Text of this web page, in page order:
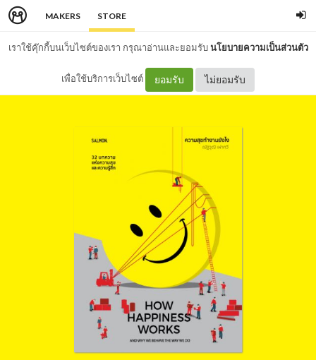
MAKERS STORE
เราใช้คุ๊กกี้บนเว็บไซต์ของเรา กรุณาอ่านและยอมรับนโยบายความเป็นส่วนตัว
เพื่อใช้บริการเว็บไซต์ ยอมรับ ไม่ยอมรับ